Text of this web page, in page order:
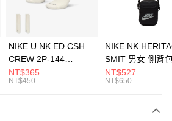
彰化商業銀行
NIKE U NK ED CSH
CREW 2P-144
EMBRDY 男女 短統襪
FZ3073133
NT$365
NT$450
NIKE NK
SMIT 男女 側背
BA5871010
NT$527
NT$650